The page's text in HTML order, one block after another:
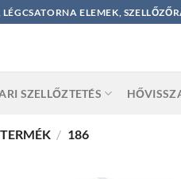
ELEMEK,
SZELLŐZTETÉS
/ 186